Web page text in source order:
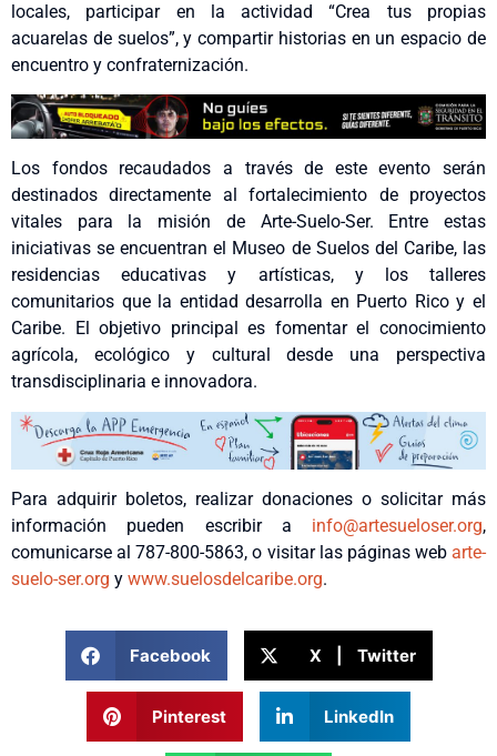
locales, participar en la actividad “Crea tus propias
acuarelas de suelos”, y compartir historias en un espacio de
encuentro y confraternización.
Los fondos recaudados a través de este evento serán
destinados directamente al fortalecimiento de proyectos
vitales para la misión de Arte-Suelo-Ser. Entre estas
iniciativas se encuentran el Museo de Suelos del Caribe, las
residencias educativas y artísticas, y los talleres
comunitarios que la entidad desarrolla en Puerto Rico y el
Caribe. El objetivo principal es fomentar el conocimiento
agrícola, ecológico y cultural desde una perspectiva
transdisciplinaria e innovadora.
Para adquirir boletos, realizar donaciones o solicitar más
información pueden escribir a info@artesueloser.org,
comunicarse al 787-800-5863, o visitar las páginas web arte-
suelo-ser.org y www.suelosdelcaribe.org.
Facebook X | Twitter
Pinterest LinkedIn